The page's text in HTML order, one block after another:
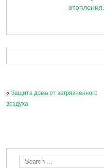
отопления.
«Защита дома от загрязненного
воздуха